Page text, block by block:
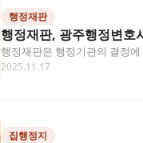
행정재판
행정재판, 광주행정변호
행정재판은 행정기관의 결정
과적으로 대응하는 방법과 성…
2025.11.17
집행정지